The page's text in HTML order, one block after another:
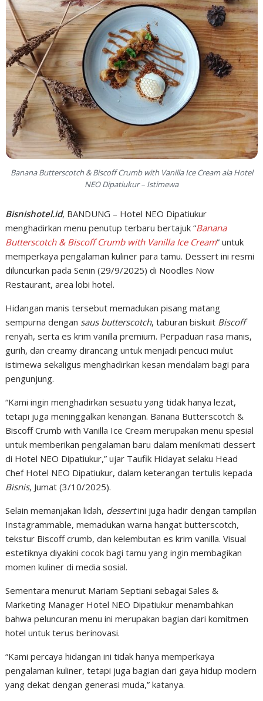
Banana Butterscotch & Biscoff Crumb with Vanilla Ice Cream ala Hotel
NEO Dipatiukur – Istimewa
Bisnishotel.id, BANDUNG – Hotel NEO Dipatiukur
menghadirkan menu penutup terbaru bertajuk “Banana
Butterscotch & Biscoff Crumb with Vanilla Ice Cream” untuk
memperkaya pengalaman kuliner para tamu. Dessert ini resmi
diluncurkan pada Senin (29/9/2025) di Noodles Now
Restaurant, area lobi hotel.
Hidangan manis tersebut memadukan pisang matang
sempurna dengan saus butterscotch, taburan biskuit Biscoff
renyah, serta es krim vanilla premium. Perpaduan rasa manis,
gurih, dan creamy dirancang untuk menjadi pencuci mulut
istimewa sekaligus menghadirkan kesan mendalam bagi para
pengunjung.
“Kami ingin menghadirkan sesuatu yang tidak hanya lezat,
tetapi juga meninggalkan kenangan. Banana Butterscotch &
Biscoff Crumb with Vanilla Ice Cream merupakan menu spesial
untuk memberikan pengalaman baru dalam menikmati dessert
di Hotel NEO Dipatiukur,” ujar Taufik Hidayat selaku Head
Chef Hotel NEO Dipatiukur, dalam keterangan tertulis kepada
Bisnis, Jumat (3/10/2025).
Selain memanjakan lidah, dessertini juga hadir dengan tampilan
Instagrammable, memadukan warna hangat butterscotch,
tekstur Biscoff crumb, dan kelembutan es krim vanilla. Visual
estetiknya diyakini cocok bagi tamu yang ingin membagikan
momen kuliner di media sosial.
Sementara menurut Mariam Septiani sebagai Sales &
Marketing Manager Hotel NEO Dipatiukur menambahkan
bahwa peluncuran menu ini merupakan bagian dari komitmen
hotel untuk terus berinovasi.
“Kami percaya hidangan ini tidak hanya memperkaya
pengalaman kuliner, tetapi juga bagian dari gaya hidup modern
yang dekat dengan generasi muda,” katanya.